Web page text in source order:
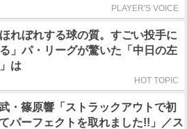
PLAYER'S VOICE
ほれぼれする球の質。すごい投手に
」パ・リーグが驚いた「中日の左
は
HOT TOPIC
・篠原響「ストラックアウトで初
パーフェクトを取れました!!」／ス